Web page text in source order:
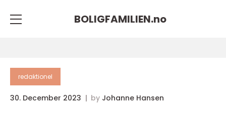
BOLIGFAMILIEN.no
redaktionel
30. December 2023 by Johanne Hansen